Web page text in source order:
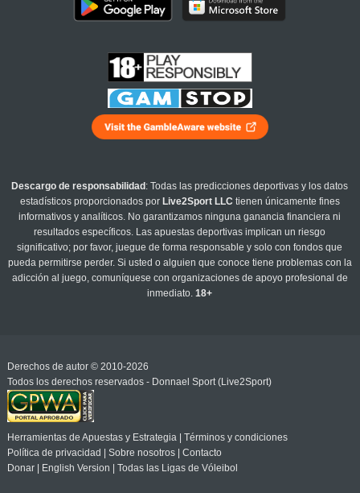
Descargo de responsabilidad : Todas las predicciones deportivas y los datos
estadísticos proporcionados por Live2Sport LLC tienen únicamente fines
informativos y analíticos. No garantizamos ninguna ganancia financiera ni
resultados específicos. Las apuestas deportivas implican un riesgo
significativo; por favor, juegue de forma responsable y solo con fondos que
pueda permitirse perder. Si usted o alguien que conoce tiene problemas con la
adicción al juego, comuníquese con organizaciones de apoyo profesional de
inmediato.18+
Derechos de autor © 2010-2026
Todos los derechos reservados - Donnael Sport (Live2Sport)
Herramientas de Apuestas y Estrategia| Términos y condiciones
Política de privacidad
Sobre nosotros| Contacto
Donar| English Version Todas las Ligas de Vóleibol